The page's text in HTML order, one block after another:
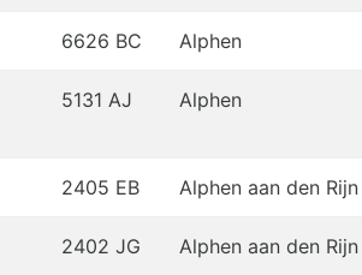
6626 BC Alphen
5131 AJ Alphen
2405 EB Alphen aan den Rijn
2402 JG Alphen aan den Rijn